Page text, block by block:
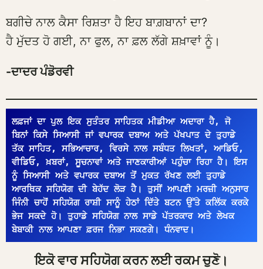
ਬਗੀਚੇ ਨਾਲ ਕੈਸਾ ਰਿਸ਼ਤਾ ਹੈ ਇਹ ਬਾਗ਼ਬਾਨਾਂ ਦਾ?
ਹੈ ਮੁੱਦਤ ਹੋ ਗਈ, ਨਾ ਫੁਲ, ਨਾ ਫ਼ਲ ਲੱਗੇ ਸ਼ਖ਼ਾਵਾਂ ਨੂੰ।
-ਦਾਦਰ ਪੰਡੋਰਵੀ
ਲਫ਼ਜਾਂ ਦਾ ਪੁਲ ਇਕ ਸੁਤੰਤਰ ਸਾਹਿਤਕ ਮੀਡੀਆ ਅਦਾਰਾ ਹੈ, ਜੋ
ਬਿਨਾਂ ਕਿਸੇ ਸਿਆਸੀ ਜਾਂ ਵਪਾਰਕ ਦਬਾਅ ਅਤੇ ਪੱਖਪਾਤ ਦੇ ਤੁਹਾਡੇ
ਤੱਕ ਸਾਹਿਤ, ਸਭਿਆਚਾਰ, ਵਿਰਸੇ ਨਾਲ ਸਬੰਧਤ ਲਿਖਤਾਂ, ਆਡਿਓ,
ਵੀਡਿਓ, ਖ਼ਬਰਾਂ, ਸੂਚਨਾਵਾਂ ਅਤੇ ਜਾਣਕਾਰੀਆਂ ਪਹੁੰਚਾ ਰਿਹਾ ਹੈ। ਇਸ
ਨੂੰ ਸਿਆਸੀ ਅਤੇ ਵਪਾਰਕ ਦਬਾਅ ਤੋਂ ਮੁਕਤ ਰੱਖਣ ਲਈ ਤੁਹਾਡੇ
ਆਰਥਿਕ ਸਹਿਯੋਗ ਦੀ ਬੇਹੱਦ ਲੋੜ ਹੈ। ਤੁਸੀਂ ਆਪਣੀ ਮਰਜ਼ੀ ਅਨੁਸਾਰ
ਜਿੰਨੀ ਚਾਹੋਂ ਸਹਿਯੋਗ ਰਾਸ਼ੀ ਸਾਨੂੰ ਹੇਠਾਂ ਦਿੱਤੇ ਬਟਨ ਉੱਤੇ ਕਲਿੱਕ ਕਰਕੇ
ਭੇਜ ਸਕਦੇ ਹੋ। ਤੁਹਾਡੇ ਸਹਿਯੋਗ ਨਾਲ ਸਾਡੇ ਪੱਤਰਕਾਰ ਅਤੇ ਲੇਖਕ
ਬੇਬਾਕੀ ਨਾਲ ਆਪਣਾ ਫ਼ਰਜ ਨਿਭਾ ਸਕਣਗੇ। ਧੰਨਵਾਦ।
ਇਕੋ ਵਾਰ ਸਹਿਯੋਗ ਕਰਨ ਲਈ ਰਕਮ ਚੁਣੋ।